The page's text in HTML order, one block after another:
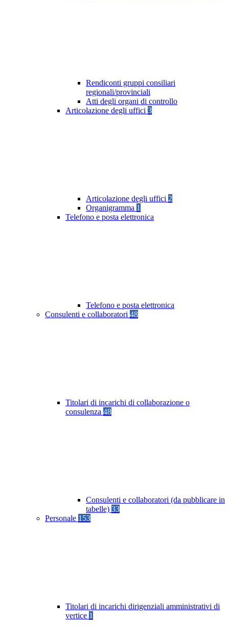
Rendiconti gruppi consiliari
regionali/provinciali
Atti degli organi di controllo
Articolazione degli uffici 3
Articolazione degli uffici 2
Organigramma 1
Telefono e posta elettronica
Telefono e posta elettronica
Consulenti e collaboratori 48
Titolari di incarichi di collaborazione o
consulenza 48
Consulenti e collaboratori (da pubblicare in
tabelle) 33
Personale 153
Titolari di incarichi dirigenziali amministrativi di
vertice 1